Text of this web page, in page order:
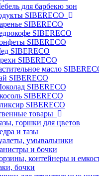
для барбекю зон
SIBERECO
SIBERECO
SIBERECO
SIBERECO
SIBERECO
SIBERECO
масло
SIBERECO
SIBERECO
SIBERECO
SIBERECO
товары
горшки для цветов
и тазы
умывальники
и бочки
контейнеры и
бочки